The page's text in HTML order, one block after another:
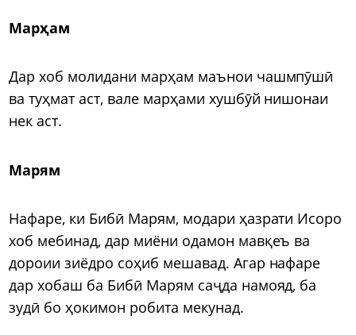
Марҳам
Дар хоб молидани марҳам маънои чашмпӯшӣ
ва туҳмат аст, вале марҳами хушбӯй нишонаи
нек аст.
Марям
Нафаре, ки Бибӣ Марям, модари ҳазрати Исоро
хоб мебинад, дар миёни одамон мавқеъ ва
дороии зиёдро соҳиб мешавад. Агар нафаре
дар хобаш ба Бибӣ Марям саҷда намояд, ба
зудӣ бо ҳокимон робита мекунад.